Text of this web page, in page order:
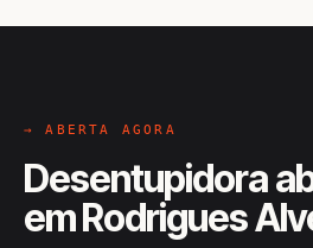
→ ABERTA AGORA
Desentupidora
em Rodrigues